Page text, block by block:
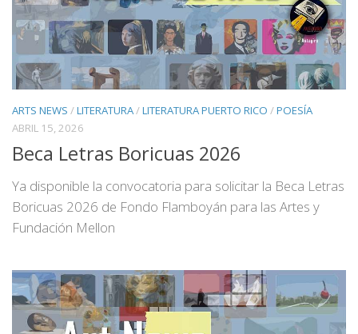
ARTS NEWS /LITERATURA/LITERATURA PUERTO RICO /POESÍA
ABRIL 15, 2026
Beca Letras Boricuas 2026
Ya disponible la convocatoria para solicitar la Beca Letras
Boricuas 2026 de Fondo Flamboyán para las Artes y
Fundación Mellon